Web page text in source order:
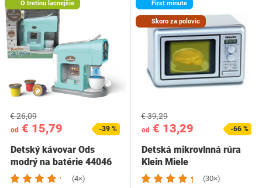
O tretinu lacnejšie
od € 15,79
€ 26,09
-39 %
Detský kávovar Ods
modrý na batérie 44046
(4×)
First minute
Skoro za polovic
od € 13,29
€ 39,29
-66 %
Detská mikrovlnná rúra
Klein Miele
(30×)